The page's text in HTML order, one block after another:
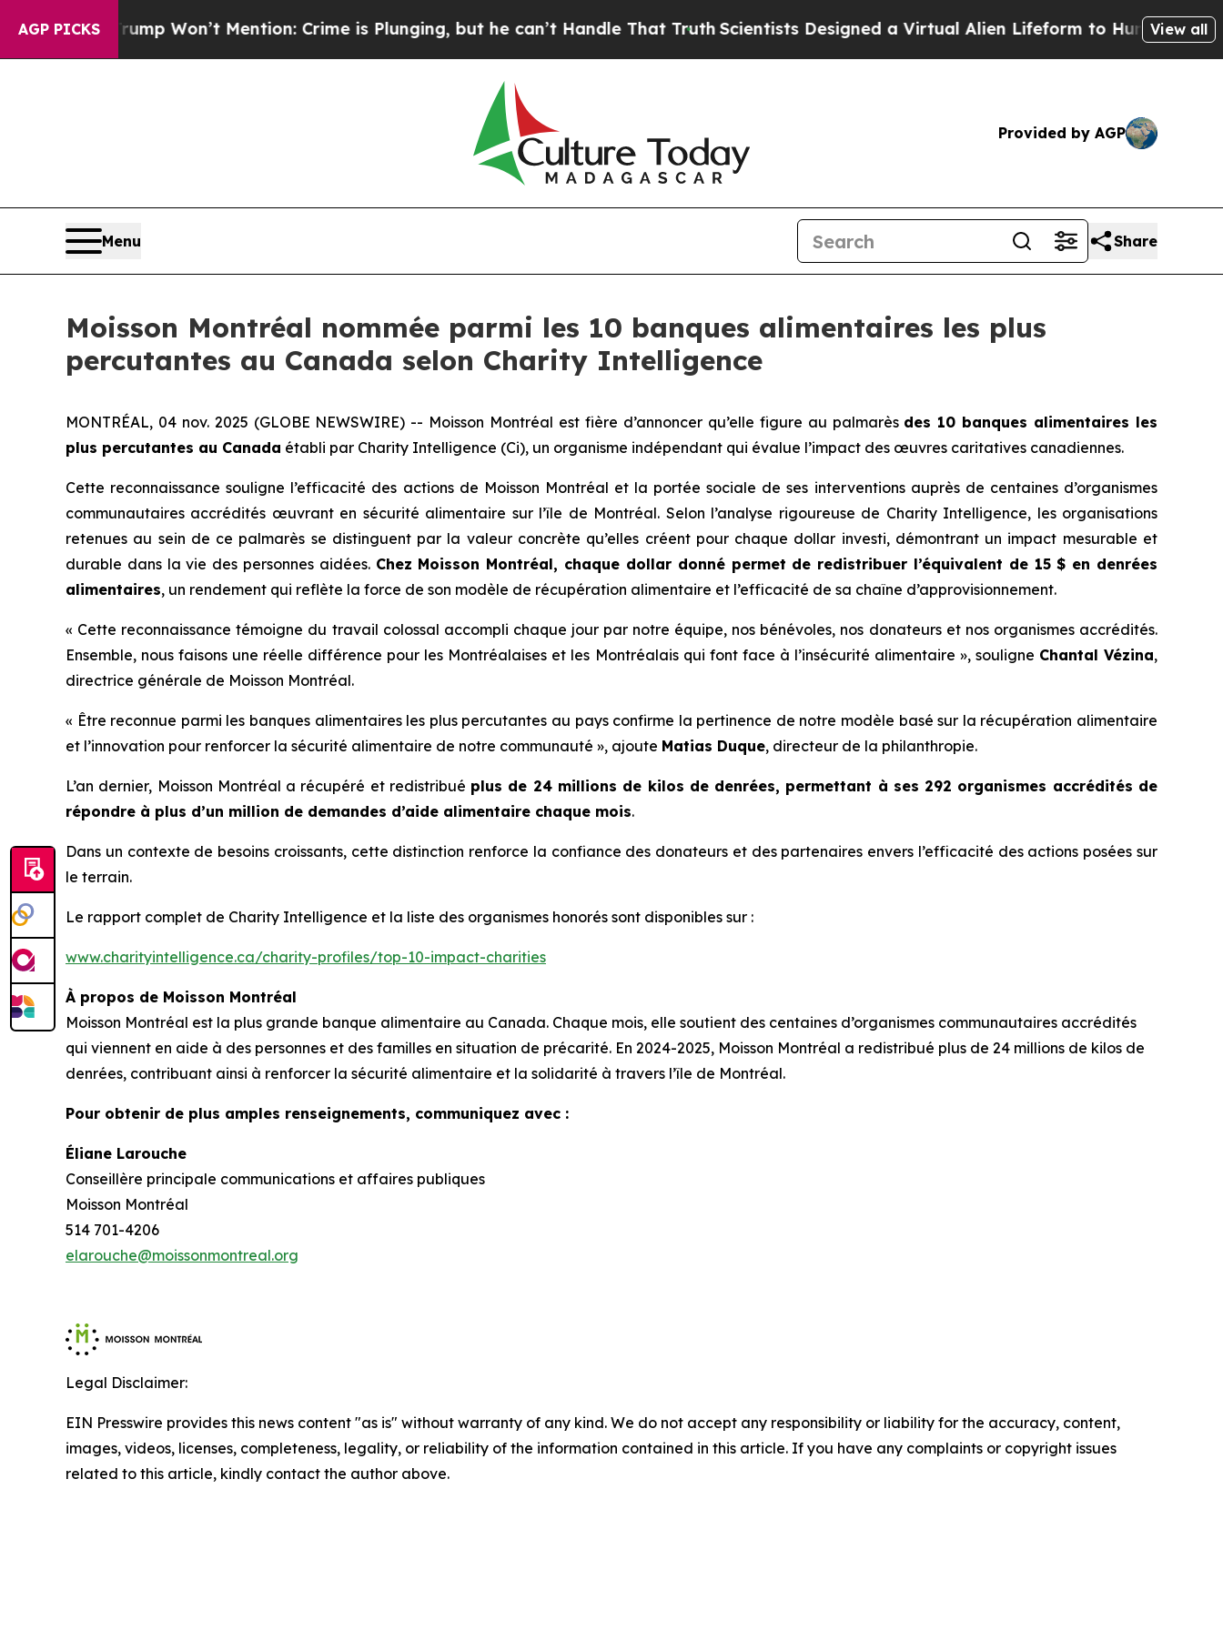
AGP PICKS
News Trump Won’t Mention: Crime is Plunging, but he can’t Handle That Truth Scientists Designed a Virtual Alien Lifeform to Hunt for View all
Provided by AGP
Menu Share
Moisson Montréal nommée parmi les 10 banques alimentaires les plus
percutantes au Canada selon Charity Intelligence
MONTRÉAL, 04 nov. 2025 (GLOBE NEWSWIRE) -- Moisson Montréal est fière d’annoncer qu’elle figure au palmarès des 10 banques alimentaires les
plus percutantes au Canada établi par Charity Intelligence (Ci), un organisme indépendant qui évalue l’impact des œuvres caritatives canadiennes.
Cette reconnaissance souligne l’efficacité des actions de Moisson Montréal et la portée sociale de ses interventions auprès de centaines d’organismes
communautaires accrédités œuvrant en sécurité alimentaire sur l’île de Montréal. Selon l’analyse rigoureuse de Charity Intelligence, les organisations
retenues au sein de ce palmarès se distinguent par la valeur concrète qu’elles créent pour chaque dollar investi, démontrant un impact mesurable et
durable dans la vie des personnes aidées. Chez Moisson Montréal, chaque dollar donné permet de redistribuer l’équivalent de 15 $ en denrées
alimentaires, un rendement qui reflète la force de son modèle de récupération alimentaire et l’efficacité de sa chaîne d’approvisionnement.
« Cette reconnaissance témoigne du travail colossal accompli chaque jour par notre équipe, nos bénévoles, nos donateurs et nos organismes accrédités.
Ensemble, nous faisons une réelle différence pour les Montréalaises et les Montréalais qui font face à l’insécurité alimentaire », souligne Chantal Vézina,
directrice générale de Moisson Montréal.
« Être reconnue parmi les banques alimentaires les plus percutantes au pays confirme la pertinence de notre modèle basé sur la récupération alimentaire
et l’innovation pour renforcer la sécurité alimentaire de notre communauté », ajoute Matias Duque, directeur de la philanthropie.
L’an dernier, Moisson Montréal a récupéré et redistribué plus de 24 millions de kilos de denrées, permettant à ses 292 organismes accrédités de
répondre à plus d’un million de demandes d’aide alimentaire chaque mois.
Dans un contexte de besoins croissants, cette distinction renforce la confiance des donateurs et des partenaires envers l’efficacité des actions posées sur
le terrain.
Le rapport complet de Charity Intelligence et la liste des organismes honorés sont disponibles sur :
www.charityintelligence.ca/charity-profiles/top-10-impact-charities
À propos de Moisson Montréal
Moisson Montréal est la plus grande banque alimentaire au Canada. Chaque mois, elle soutient des centaines d’organismes communautaires accrédités
qui viennent en aide à des personnes et des familles en situation de précarité. En 2024-2025, Moisson Montréal a redistribué plus de 24 millions de kilos de
denrées, contribuant ainsi à renforcer la sécurité alimentaire et la solidarité à travers l’île de Montréal.
Pour obtenir de plus amples renseignements, communiquez avec :
Éliane Larouche
Conseillère principale communications et affaires publiques
Moisson Montréal
514 701-4206
elarouche@moissonmontreal.org
Legal Disclaimer:
EIN Presswire provides this news content "as is" without warranty of any kind. We do not accept any responsibility or liability for the accuracy, content,
images, videos, licenses, completeness, legality, or reliability of the information contained in this article. If you have any complaints or copyright issues
related to this article, kindly contact the author above.